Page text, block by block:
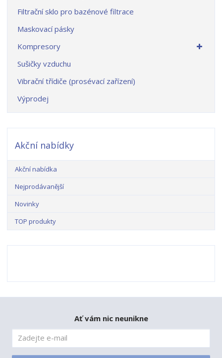
Filtrační sklo pro bazénové filtrace
Maskovací pásky
Kompresory
Sušičky vzduchu
Vibrační třídiče (prosévací zařízení)
Výprodej
Akční nabídky
Akční nabídka
Nejprodávanější
Novinky
TOP produkty
Ať vám nic neunikne